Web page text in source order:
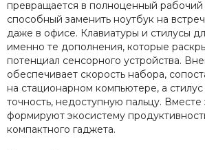
превращается в полноценный рабочий
способный заменить ноутбук на
даже в офисе. Клавиатуры и стилусы
именно те дополнения, которые
потенциал сенсорного устройства.
обеспечивает скорость набора,
на стационарном компьютере, а
точность, недоступную пальцу. Вместе
формируют экосистему
компактного гаджета.